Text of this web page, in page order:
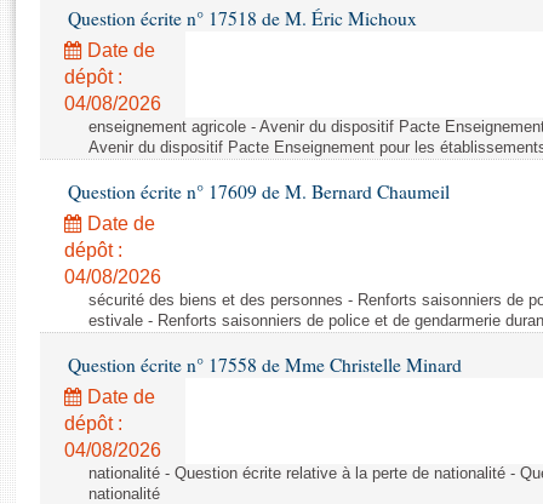
Rapports d'information
Rapports d'enquête
Rapports législatifs
Baromètre de l’application des lois
Dossiers législatifs
Budget et sécurité sociale
Questions écrites et orales
Comptes rendus des débats
Liens vers les sites publics
Question écrite n° 17518 de M. Éric Michoux
Date de
dépôt :
04/08/2026
enseignement agricole - Avenir du dispositif Pacte
Avenir du dispositif Pacte Enseignement pour les
Question écrite n° 17609 de M. Bernard Chaumeil
Date de
dépôt :
04/08/2026
sécurité des biens et des personnes - Renforts saisonniers de
estivale - Renforts saisonniers de police et de gendarmerie
Question écrite n° 17558 de Mme Christelle Minard
Date de
dépôt :
04/08/2026
nationalité - Question écrite relative à la perte de nationalité -
nationalité